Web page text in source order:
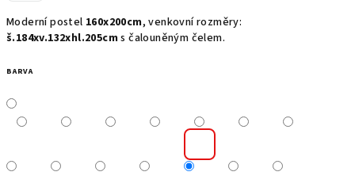
Moderní postel 160x200cm, venkovní rozměry:
š.184xv.132xhl.205cm s čalouněným čelem.
BARVA